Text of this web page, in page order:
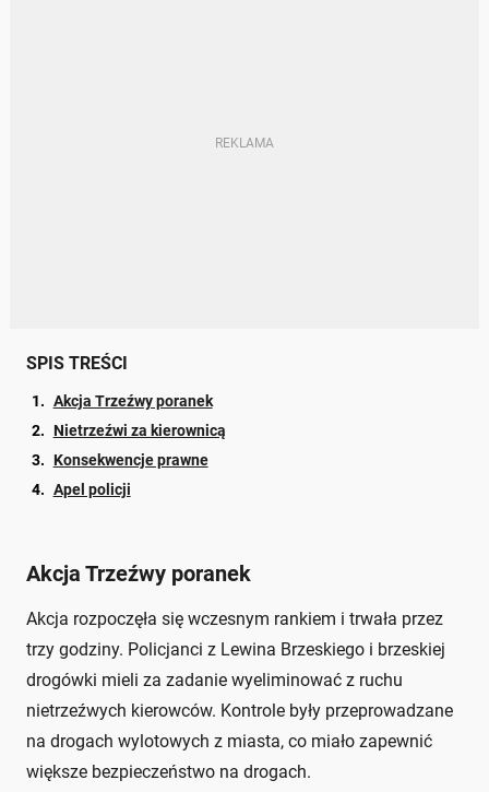
SPIS TREŚCI
Akcja Trzeźwy poranek
Nietrzeźwi za kierownicą
Konsekwencje prawne
Apel policji
Akcja Trzeźwy poranek
Akcja rozpoczęła się wczesnym rankiem i trwała przez
trzy godziny. Policjanci z Lewina Brzeskiego i brzeskiej
drogówki mieli za zadanie wyeliminować z ruchu
nietrzeźwych kierowców. Kontrole były przeprowadzane
na drogach wylotowych z miasta, co miało zapewnić
większe bezpieczeństwo na drogach.